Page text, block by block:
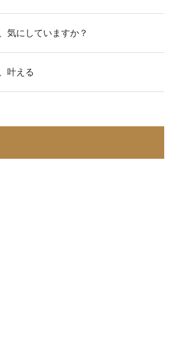
気にしていますか？
叶える